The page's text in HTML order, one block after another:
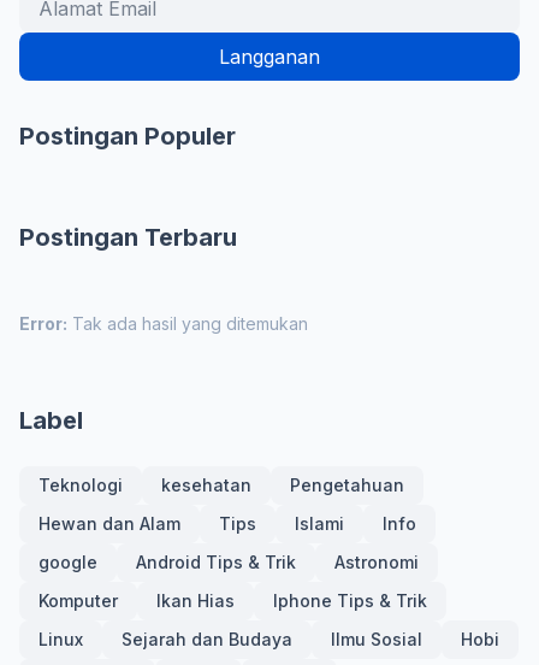
Postingan Populer
Postingan Terbaru
Error: Tak ada hasil yang ditemukan
Label
Teknologi kesehatan
Pengetahuan
Hewan dan Alam
Tips Islami
Info
google
Android Tips & Trik
Astronomi
Komputer
Ikan Hias
Iphone Tips & Trik
Linux
Sejarah dan Budaya Ilmu Sosial Hobi